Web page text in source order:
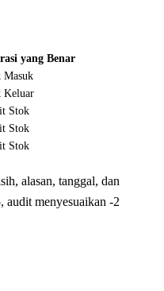
yang Benar
Masuk
Keluar
Stok
Stok
Stok
alasan, tanggal, dan
audit menyesuaikan -2